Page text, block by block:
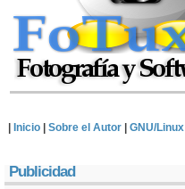
Inicio Sobre el Autor GNU/Linux
Publicidad